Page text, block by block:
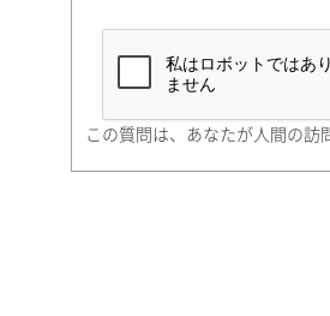
町名・番地（勤務先）
この質問は、あなたが人間の訪